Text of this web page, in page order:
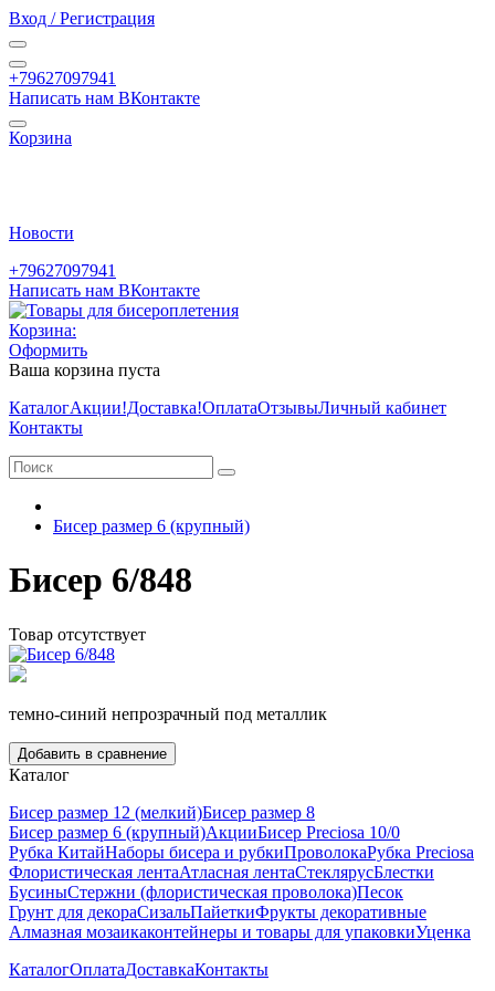
Вход / Регистрация
+79627097941
Написать нам ВКонтакте
Корзина
Новости
+79627097941
Написать нам ВКонтакте
Корзина:
Оформить
Ваша корзина пуста
КаталогАкции!Доставка!ОплатаОтзывыЛичный кабинет
Контакты
Бисер размер 6 (крупный)
Бисер 6/848
Товар отсутствует
темно-синий непрозрачный под металлик
Добавить в сравнение
Каталог
Бисер размер 12 (мелкий)Бисер размер 8
Бисер размер 6 (крупный)АкцииБисер Preciosa 10/0
Рубка КитайНаборы бисера и рубкиПроволокаРубка Preciosa
Флористическая лентаАтласная лентаСтеклярусБлестки
БусиныСтержни (флористическая проволока)Песок
Грунт для декораСизальПайеткиФрукты декоративные
Алмазная мозаикаконтейнеры и товары для упаковкиУценка
КаталогОплатаДоставкаКонтакты